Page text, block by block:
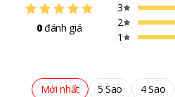
0đánh giá
3
2
1
Mới nhất 5 Sao 4 Sao